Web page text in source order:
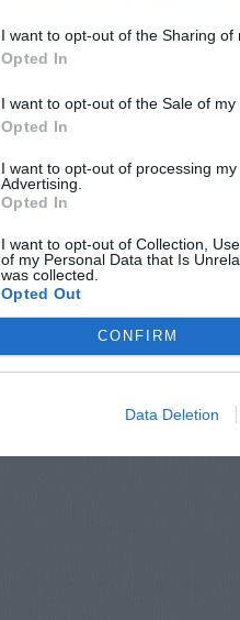
I want to opt-out of the Sharing of
Opted In
I want to opt-out of the Sale of
Opted In
I want to opt-out of processing
Advertising.
Opted In
I want to opt-out of Collection,
of my Personal Data that Is
was collected.
Opted Out
CONFIRM
Data Deletion